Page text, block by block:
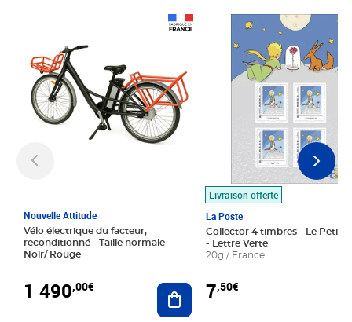
Nouvelle Attitude
Vélo électrique du facteur,
reconditionné - Taille normale -
Noir/ Rouge
1 490,00€ Ajouter au panier
Livraison offerte
La Poste
Collector 4 timbres - Le Petit
- Lettre Verte
20g / France
7,50€
Prix 7,50€